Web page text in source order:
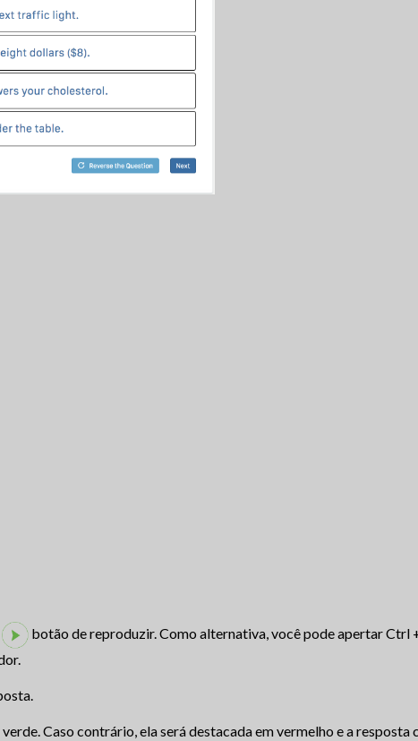
botão de reproduzir. Como alternativa, você pode apertar Ctrl
Caso contrário, ela será destacada em vermelho e a resposta